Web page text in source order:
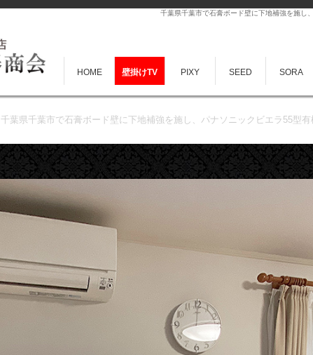
千葉県千葉市で石膏ボード壁に下地補強を施し
HOME 壁掛けTV PIXY SEED SORA
千葉県千葉市で石膏ボード壁に下地補強を施し、パナソニックビエラ55型